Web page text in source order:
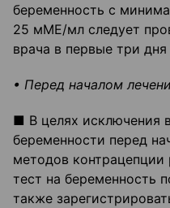
беременность с
25 мМЕ/мл следует
врача в первые три
• Перед началом
■ В целях исключения
беременности перед
методов контрацепции
тест на беременность
также